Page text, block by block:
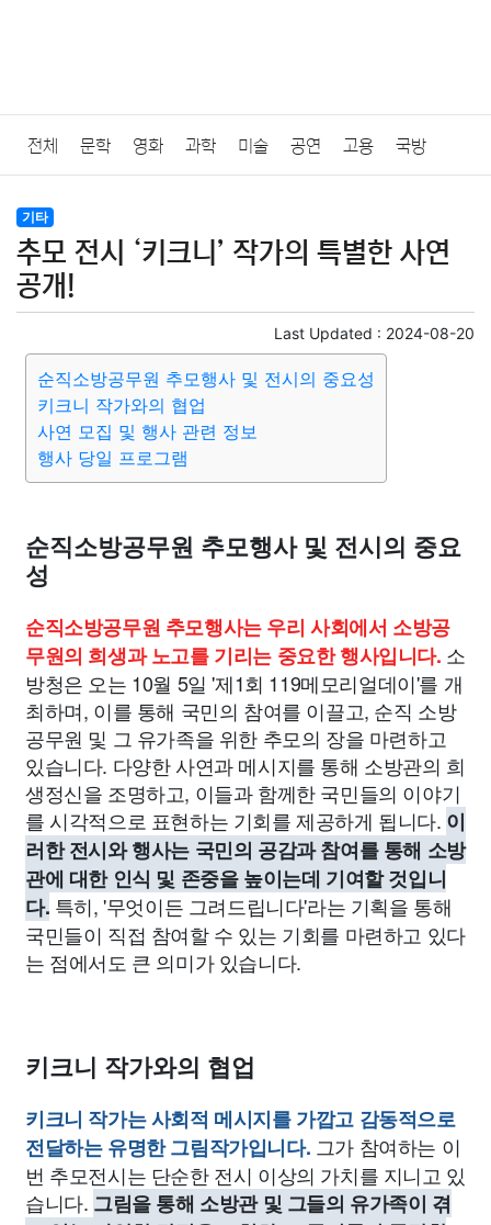
전체 문학 영화 과학 미술 공연 고용 국방
법률
질병 가요 방송 일상 주식 암호화폐 블록체인
미용 증권 인테리어
요리 상품리뷰 원예 금융 게임 스포츠
대출 자동차 취미 여행
부동산
기타
추모 전시 ‘키크니’ 작가의 특별한 사연
공개!
Last Updated : 2024-08-20
순직소방공무원 추모행사 및 전시의 중요성
키크니 작가와의 협업
사연 모집 및 행사 관련 정보
행사 당일 프로그램
순직소방공무원 추모행사 및 전시의 중요
성
순직소방공무원 추모행사는 우리 사회에서 소방공
무원의 희생과 노고를 기리는 중요한 행사입니다. 소
방청은 오는 10월 5일 '제1회 119메모리얼데이'를 개
최하며, 이를 통해 국민의 참여를 이끌고, 순직 소방
공무원 및 그 유가족을 위한 추모의 장을 마련하고
있습니다. 다양한 사연과 메시지를 통해 소방관의 희
생정신을 조명하고, 이들과 함께한 국민들의 이야기
를 시각적으로 표현하는 기회를 제공하게 됩니다. 이
러한 전시와 행사는 국민의 공감과 참여를 통해 소방
관에 대한 인식 및 존중을 높이는데 기여할 것입니
다. 특히, '무엇이든 그려드립니다'라는 기획을 통해
국민들이 직접 참여할 수 있는 기회를 마련하고 있다
는 점에서도 큰 의미가 있습니다.
키크니 작가와의 협업
키크니 작가는 사회적 메시지를 가깝고 감동적으로
전달하는 유명한 그림작가입니다. 그가 참여하는 이
번 추모전시는 단순한 전시 이상의 가치를 지니고 있
습니다. 그림을 통해 소방관 및 그들의 유가족이 겪